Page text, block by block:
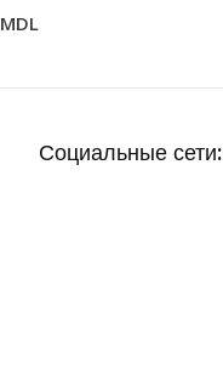
MDL
Социальные сети: